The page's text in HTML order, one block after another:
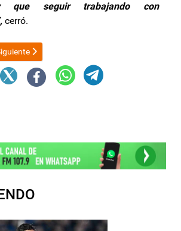
que seguir trabajando con
cerró.
Sigue el superávit comercial y China supera
siguiente: Fuerte caída del consumo en